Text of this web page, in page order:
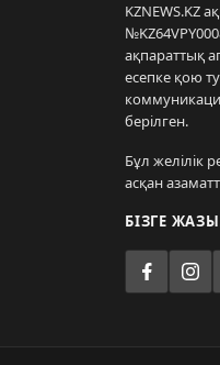
KZNEWS.KZ
ақпараттық
есепке қою
берілген.
Бұл желілік
асқан
БІЗГЕ